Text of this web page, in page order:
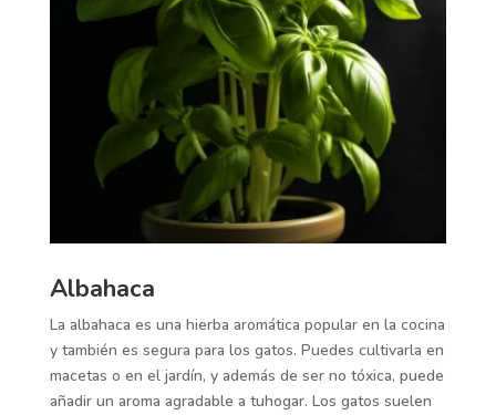
Albahaca
La albahaca es una hierba aromática popular en la cocina
y también es segura para los gatos. Puedes cultivarla en
macetas o en el jardín, y además de ser no tóxica, puede
añadir un aroma agradable a tuhogar. Los gatos suelen